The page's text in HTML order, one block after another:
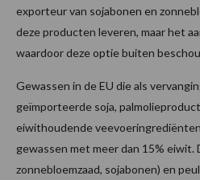
exporteur van sojabonen en
deze producten leveren, maar het
waardoor deze optie buiten
Gewassen in de EU die als
geïmporteerde soja,
eiwithoudende
gewassen met meer dan 15% eiwit.
zonnebloemzaad, sojabonen) en